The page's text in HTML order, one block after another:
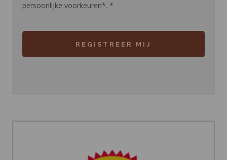
persoonlijke voorkeuren*. *
REGISTREER MIJ